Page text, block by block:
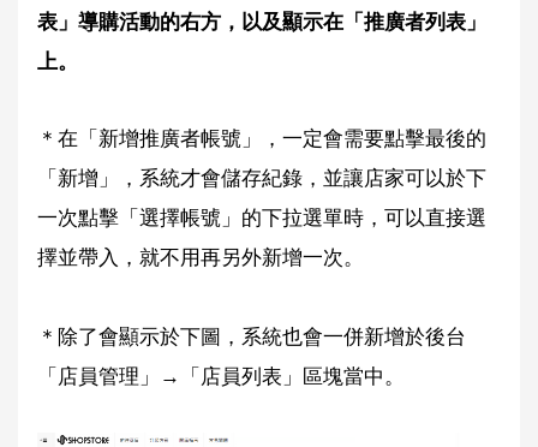
表」導購活動的右方，以及顯示在「推廣者列表」
上。
＊在「新增推廣者帳號」，一定會需要點擊最後的
「新增」，系統才會儲存紀錄，並讓店家可以於下
一次點擊「選擇帳號」 的下拉選單時，可以直接選
擇並帶入，就不用再另外新增一次。
＊除了會顯示於下圖，系統也會一併新增於後台
「店員管理」→「店員列表」區塊當中。